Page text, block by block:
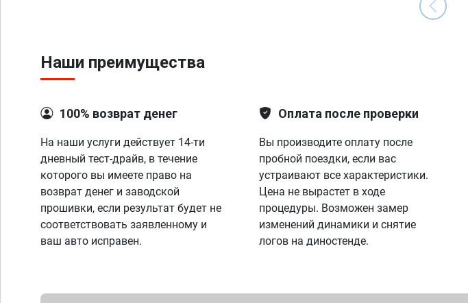
Наши преимущества
100% возврат денег
На наши услуги действует 14-ти
дневный тест-драйв, в течение
которого вы имеете право на
возврат денег и заводской
прошивки, если результат будет не
соответствовать заявленному и
ваш авто исправен.
Оплата после проверки
Вы производите оплату после
пробной поездки, если вас
устраивают все характеристики.
Цена не вырастет в ходе
процедуры. Возможен замер
изменений динамики и снятие
логов на диностенде.